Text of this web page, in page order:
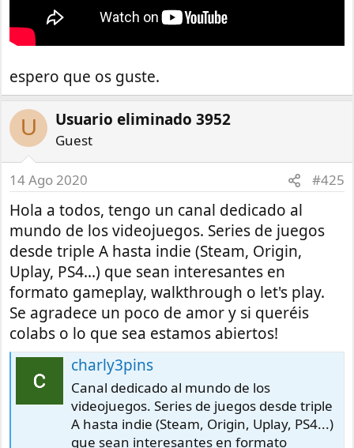
espero que os guste.
U Usuario eliminado 3952
Guest
14 Ago 2020 #425
Hola a todos, tengo un canal dedicado al
mundo de los videojuegos. Series de juegos
desde triple A hasta indie (Steam, Origin,
Uplay, PS4...) que sean interesantes en
formato gameplay, walkthrough o let's play.
Se agradece un poco de amor y si queréis
colabs o lo que sea estamos abiertos!
charly3pins
Canal dedicado al mundo de los
videojuegos. Series de juegos desde triple
A hasta indie (Steam, Origin, Uplay, PS4...)
que sean interesantes en formato